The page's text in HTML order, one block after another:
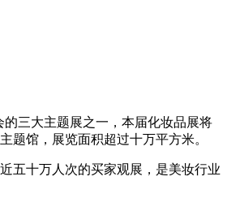
的三大主题展之一，本届化妆品展将
题馆，展览面积超过十万平方米。
五十万人次的买家观展，是美妆行业